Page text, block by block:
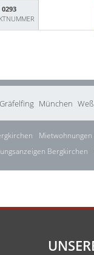
0293
Gräfelfing München
Bergkirchen